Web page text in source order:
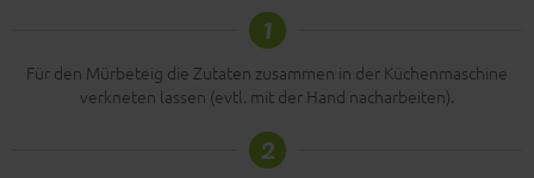
1
Für den Mürbeteig die Zutaten zusammen in der Küchenmaschine
verkneten lassen (evtl. mit der Hand nacharbeiten).
2